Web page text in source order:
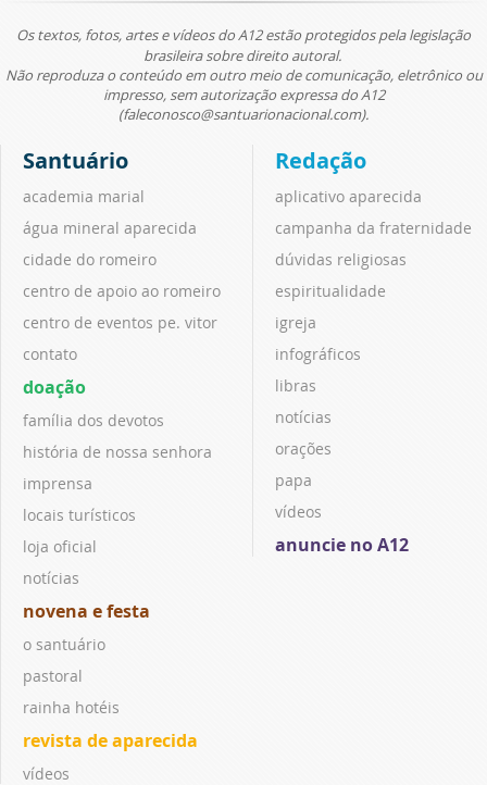
Os textos, fotos, artes e vídeos do A12 estão protegidos pela legislação
brasileira sobre direito autoral.
Não reproduza o conteúdo em outro meio de comunicação, eletrônico ou
impresso, sem autorização expressa do A12
(faleconosco@santuarionacional.com).
Santuário
academia marial
água mineral aparecida
cidade do romeiro
centro de apoio ao romeiro
centro de eventos pe. vitor
contato
doação
família dos devotos
história de nossa senhora
imprensa
locais turísticos
loja oficial
notícias
novena e festa
o santuário
pastoral
rainha hotéis
revista de aparecida
vídeos
Redação
aplicativo aparecida
campanha da fraternidade
dúvidas religiosas
espiritualidade
igreja
infográficos
libras
notícias
orações
papa
vídeos
anuncie no A12